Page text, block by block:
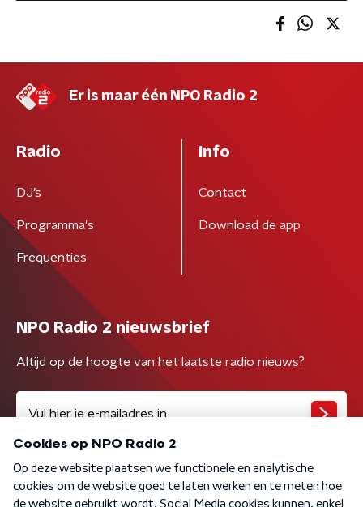
Er is maar één NPO Radio 2
Radio
DJ’s
Programma's
Frequenties
Info
Contact
Download de app
NPO Radio 2 nieuwsbrief
Altijd op de hoogte van het laatste radio nieuws?